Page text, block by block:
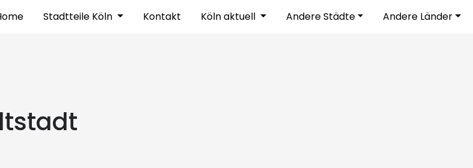
Stadtteile Köln Kontakt Köln aktuell Andere Städte Andere Länder